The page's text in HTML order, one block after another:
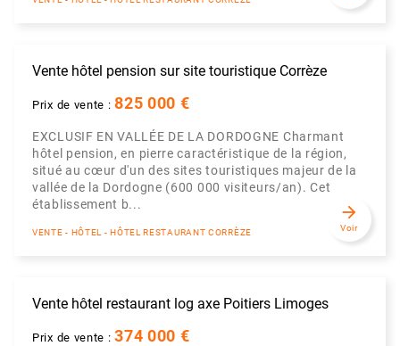
Vente hôtel pension sur site touristique Corrèze
Prix de vente :825 000 €
EXCLUSIF EN VALLÉE DE LA DORDOGNE Charmant
hôtel pension, en pierre caractéristique de la région,
situé au cœur d'un des sites touristiques majeur de la
vallée de la Dordogne (600 000 visiteurs/an). Cet
établissement b...
VENTE - HÔTEL - HÔTEL RESTAURANT CORRÈZE
arrow_forward
Voir
Vente hôtel restaurant log axe Poitiers Limoges
Prix de vente :374 000 €